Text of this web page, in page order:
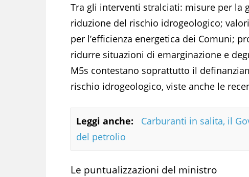
Tra gli interventi stralciati: misure per la
riduzione del rischio idrogeologico;
per l’efficienza energetica dei Comuni;
ridurre situazioni di emarginazione e
M5s contestano soprattutto il
rischio idrogeologico, viste anche le
Leggi anche:
Carburanti in salita, il
del petrolio
Le puntualizzazioni del ministro